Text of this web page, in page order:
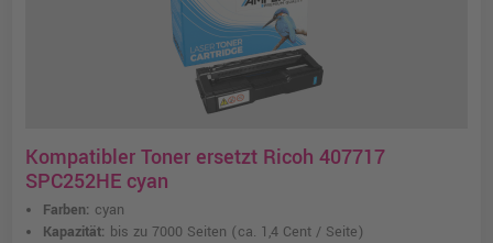
Kompatibler Toner ersetzt Ricoh 407717
SPC252HE cyan
Farben: cyan
Kapazität: bis zu 7000 Seiten (ca. 1,4 Cent / Seite)